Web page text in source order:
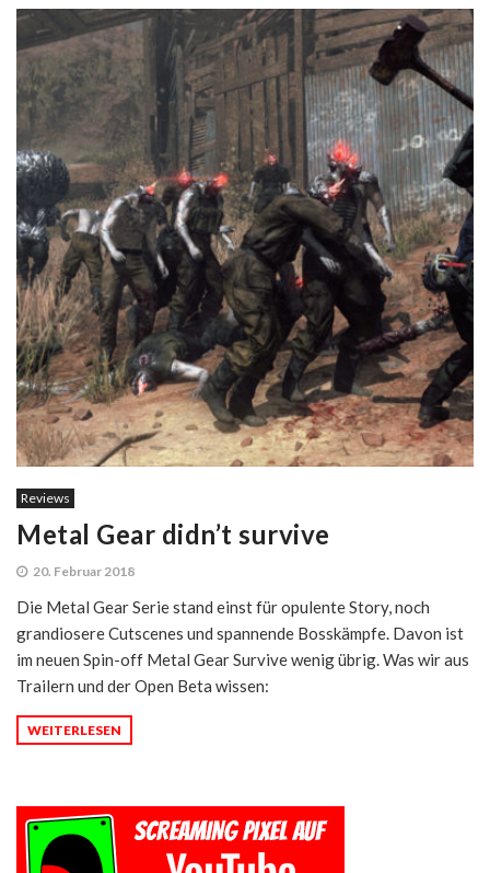
Reviews
Metal Gear didn’t survive
20. Februar 2018
Die Metal Gear Serie stand einst für opulente Story, noch
grandiosere Cutscenes und spannende Bosskämpfe. Davon ist
im neuen Spin-off Metal Gear Survive wenig übrig. Was wir aus
Trailern und der Open Beta wissen:
WEITERLESEN